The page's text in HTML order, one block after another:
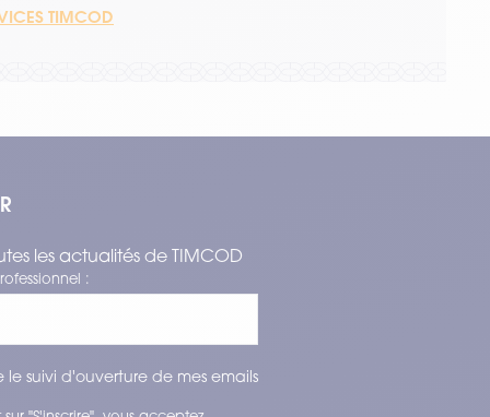
TIMCOD
les actualités de TIMCOD
:
suivi d'ouverture de mes emails